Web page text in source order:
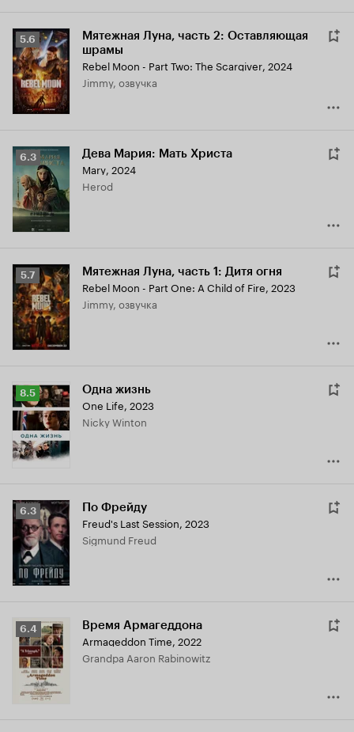
Рейтинг
Кинопоиска
5.6
5.6
Мятежная Луна, часть 2: Оставляющая
шрамы
Rebel Moon - Part Two: The Scargiver, 2024
Jimmy, озвучка
Рейтинг
Кинопоиска
6.3
6.3 Дева Мария: Мать Христа
Mary, 2024
Herod
Рейтинг
Кинопоиска
5.7
5.7 Мятежная Луна, часть 1: Дитя огня
Rebel Moon - Part One: A Child of Fire, 2023
Jimmy, озвучка
Рейтинг
Кинопоиска
8.5
8.5 Одна жизнь
One Life, 2023
Nicky Winton
Рейтинг
Кинопоиска
6.3
6.3 По Фрейду
Freud's Last Session, 2023
Sigmund Freud
Рейтинг
Кинопоиска
6.4
6.4 Время Армагеддона
Armageddon Time, 2022
Grandpa Aaron Rabinowitz